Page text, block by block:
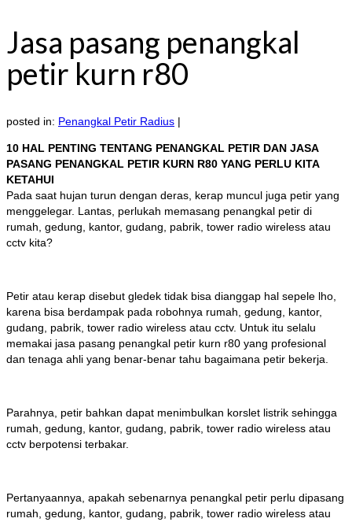
Jasa pasang penangkal
petir kurn r80
posted in: Penangkal Petir Radius |
10 HAL PENTING TENTANG PENANGKAL PETIR DAN JASA
PASANG PENANGKAL PETIR KURN R80 YANG PERLU KITA
KETAHUI
Pada saat hujan turun dengan deras, kerap muncul juga petir yang
menggelegar. Lantas, perlukah memasang penangkal petir di
rumah, gedung, kantor, gudang, pabrik, tower radio wireless atau
cctv kita?
Petir atau kerap disebut gledek tidak bisa dianggap hal sepele lho,
karena bisa berdampak pada robohnya rumah, gedung, kantor,
gudang, pabrik, tower radio wireless atau cctv. Untuk itu selalu
memakai jasa pasang penangkal petir kurn r80 yang profesional
dan tenaga ahli yang benar-benar tahu bagaimana petir bekerja.
Parahnya, petir bahkan dapat menimbulkan korslet listrik sehingga
rumah, gedung, kantor, gudang, pabrik, tower radio wireless atau
cctv berpotensi terbakar.
Pertanyaannya, apakah sebenarnya penangkal petir perlu dipasang
rumah, gedung, kantor, gudang, pabrik, tower radio wireless atau